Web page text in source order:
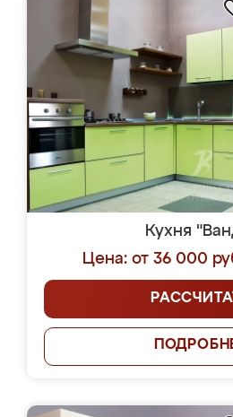
Кухня
Цена: от 36 000